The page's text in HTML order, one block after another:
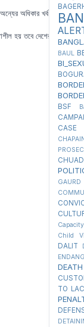
অন্যের অধিকার খর্ব হয়
হয় তবে দেশের
BAUL
BSF
CASE
GAURD
Child
DALIT
TO